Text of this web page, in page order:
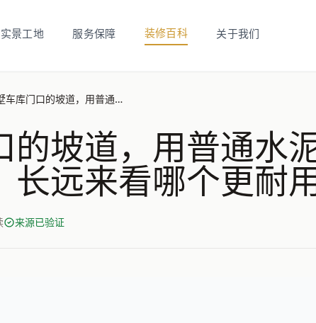
实景工地 服务保障 装修百科 关于我们
别墅车库门口的坡道，用普通水泥和用石材铺贴，长远来看哪个更耐用？
的坡道，用普通水
远来看哪个更耐用
来源已验证